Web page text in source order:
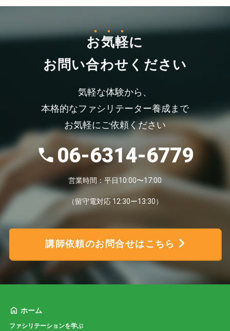
お気軽に
お問い合わせください
気軽な体験から、
本格的なファシリテーター養成まで
お気軽にご依頼ください
06-6314-6779
営業時間：平日10:00〜17:00
（留守電対応 12:30ー13:30）
講師依頼のお問合せはこちら
ホーム
ファシリテーションを学ぶ